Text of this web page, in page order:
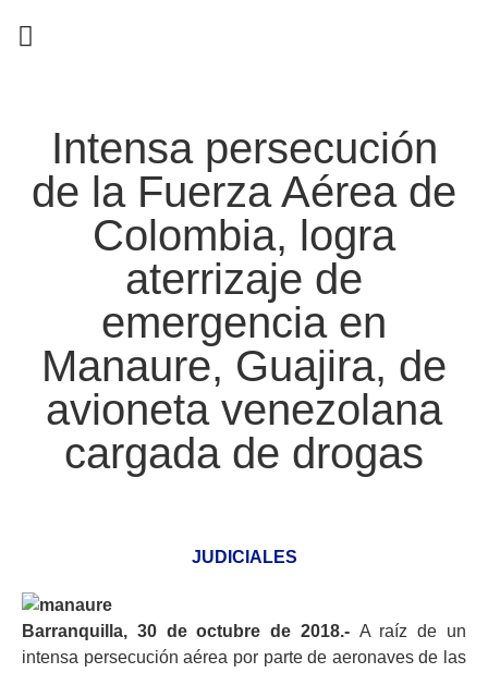
Intensa persecución
de la Fuerza Aérea de
Colombia, logra
aterrizaje de
emergencia en
Manaure, Guajira, de
avioneta venezolana
cargada de drogas
JUDICIALES
Barranquilla, 30 de octubre de 2018.- A raíz de un
intensa persecución aérea por parte de aeronaves de las